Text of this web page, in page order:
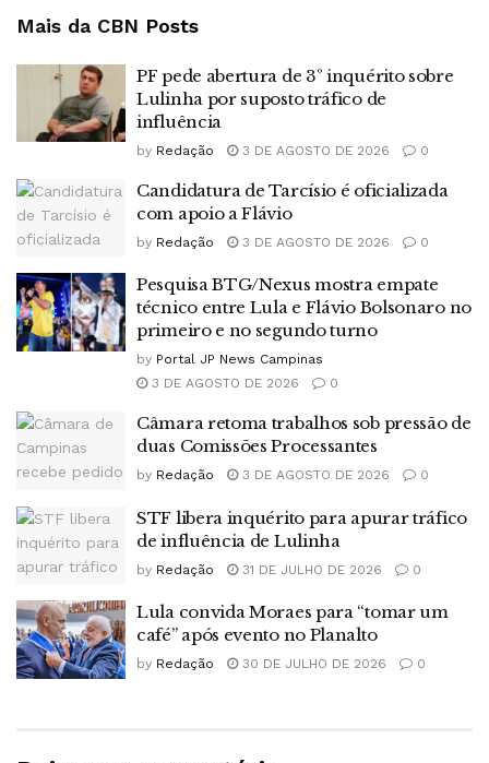
Mais da CBN Posts
PF pede abertura de 3º inquérito sobre
Lulinha por suposto tráfico de
influência
by Redação 3 DE AGOSTO DE 2026 0
Candidatura de Tarcísio é oficializada
com apoio a Flávio
by Redação 3 DE AGOSTO DE 2026 0
Pesquisa BTG/Nexus mostra empate
técnico entre Lula e Flávio Bolsonaro no
primeiro e no segundo turno
by Portal JP News Campinas
3 DE AGOSTO DE 2026
0
Câmara retoma trabalhos sob pressão de
duas Comissões Processantes
by Redação 3 DE AGOSTO DE 2026 0
STF libera inquérito para apurar tráfico
de influência de Lulinha
by Redação 31 DE JULHO DE 2026 0
Lula convida Moraes para “tomar um
café” após evento no Planalto
by Redação 30 DE JULHO DE 2026 0